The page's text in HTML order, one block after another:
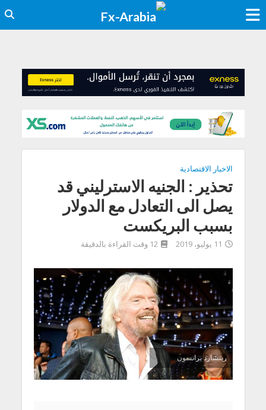
الاخبار الاقتصادية
تحذير : الجنيه الاسترليني قد
يصل الى التعادل مع الدولار
بسبب البريكست
11 يوليو، 2019 12 وقت القراءة بالدقيقة
ريتشارد برانسون